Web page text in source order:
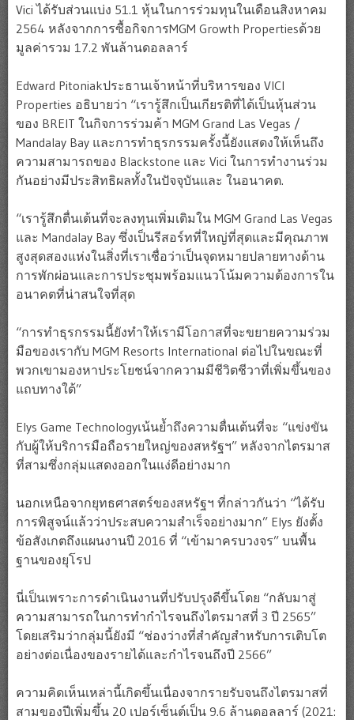
Vici ได้รับส่วนแบ่ง 51.1 หุ้นในการร่วมทุนในเดือนสิงหาคม
2564 หลังจากการซื้อกิจการMGM Growth Propertiesด้วย
มูลค่ารวม 17.2 พันล้านดอลลาร์
Edward Pitoniakประธานเจ้าหน้าที่บริหารของ VICI
Properties อธิบายว่า “เรารู้สึกเป็นเกียรติที่ได้เป็นหุ้นส่วน
ของ BREIT ในกิจการร่วมค้า MGM Grand Las Vegas /
Mandalay Bay และการทำธุรกรรมครั้งนี้ยังแสดงให้เห็นถึง
ความสามารถของ Blackstone และ Vici ในการทำงานร่วม
กันอย่างมีประสิทธิผลทั้งในปัจจุบันและ ในอนาคต.
“เรารู้สึกตื่นเต้นที่จะลงทุนเพิ่มเติมใน MGM Grand Las Vegas
และ Mandalay Bay ซึ่งเป็นรีสอร์ทที่ใหญ่ที่สุดและมีคุณภาพ
สูงสุดสองแห่งในสิ่งที่เราเชื่อว่าเป็นจุดหมายปลายทางด้าน
การพักผ่อนและการประชุมพร้อมแนวโน้มความต้องการใน
อนาคตที่น่าสนใจที่สุด
“การทำธุรกรรมนี้ยังทำให้เรามีโอกาสที่จะขยายความร่วม
มือของเรากับ MGM Resorts International ต่อไปในขณะที่
พวกเขามองหาประโยชน์จากความมีชีวิตชีวาที่เพิ่มขึ้นของ
แถบทางใต้”
Elys Game Technologyเน้นย้ำถึงความตื่นเต้นที่จะ “แข่งขัน
กับผู้ให้บริการมือถือรายใหญ่ของสหรัฐฯ” หลังจากไตรมาส
ที่สามซึ่งกลุ่มแสดงออกในแง่ดีอย่างมาก
นอกเหนือจากยุทธศาสตร์ของสหรัฐฯ ที่กล่าวกันว่า “ได้รับ
การพิสูจน์แล้วว่าประสบความสำเร็จอย่างมาก” Elys ยังตั้ง
ข้อสังเกตถึงแผนงานปี 2016 ที่ “เข้ามาครบวงจร” บนพื้น
ฐานของยุโรป
นี่เป็นเพราะการดำเนินงานที่ปรับปรุงดีขึ้นโดย “กลับมาสู่
ความสามารถในการทำกำไรจนถึงไตรมาสที่ 3 ปี 2565”
โดยเสริมว่ากลุ่มนี้ยังมี “ช่องว่างที่สำคัญสำหรับการเติบโต
อย่างต่อเนื่องของรายได้และกำไรจนถึงปี 2566”
ความคิดเห็นเหล่านี้เกิดขึ้นเนื่องจากรายรับจนถึงไตรมาสที่
สามของปีเพิ่มขึ้น 20 เปอร์เซ็นต์เป็น 9.6 ล้านดอลลาร์ (2021: